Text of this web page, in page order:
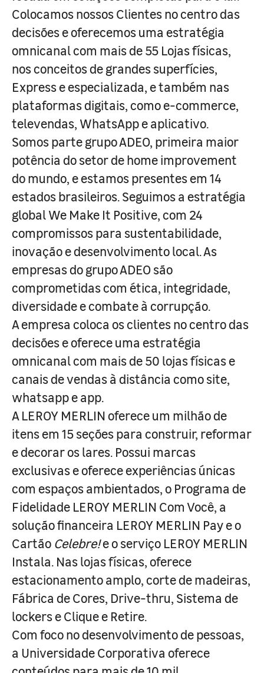
Colocamos nossos Clientes no centro das
decisões e oferecemos uma estratégia
omnicanal com mais de 55 Lojas físicas,
nos conceitos de grandes superfícies,
Express e especializada, e também nas
plataformas digitais, como e-commerce,
televendas, WhatsApp e aplicativo.
Somos parte grupo ADEO, primeira maior
potência do setor de home improvement
do mundo, e estamos presentes em 14
estados brasileiros. Seguimos a estratégia
global We Make It Positive, com 24
compromissos para sustentabilidade,
inovação e desenvolvimento local. As
empresas do grupo ADEO são
comprometidas com ética, integridade,
diversidade e combate à corrupção.
A empresa coloca os clientes no centro das
decisões e oferece uma estratégia
omnicanal com mais de 50 lojas físicas e
canais de vendas à distância como site,
whatsapp e app.
A LEROY MERLIN oferece um milhão de
itens em 15 seções para construir, reformar
e decorar os lares. Possui marcas
exclusivas e oferece experiências únicas
com espaços ambientados, o Programa de
Fidelidade LEROY MERLIN Com Você, a
solução financeira LEROY MERLIN Pay e o
Cartão Celebre!e o serviço LEROY MERLIN
Instala. Nas lojas físicas, oferece
estacionamento amplo, corte de madeiras,
Fábrica de Cores, Drive-thru, Sistema de
lockers e Clique e Retire.
Com foco no desenvolvimento de pessoas,
a Universidade Corporativa oferece